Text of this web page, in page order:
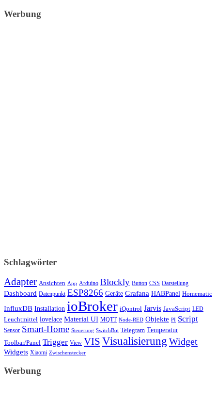
Werbung
Schlagwörter
Adapter Ansichten App Arduino Blockly Button CSS Darstellung
Dashboard Datenpunkt ESP8266 Geräte Grafana HABPanel Homematic
InfluxDB Installation ioBroker iQontrol Jarvis JavaScript LED
Leuchtmittel lovelace Material UI MQTT Node-RED Objekte PI Script
Sensor Smart-Home Steuerung SwitchBot Telegram Temperatur
Toolbar/Panel Trigger View VIS Visualisierung Widget
Widgets Xiaomi Zwischenstecker
Werbung